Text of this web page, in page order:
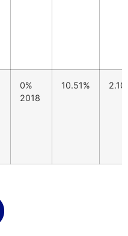
0%
2018
10.51%